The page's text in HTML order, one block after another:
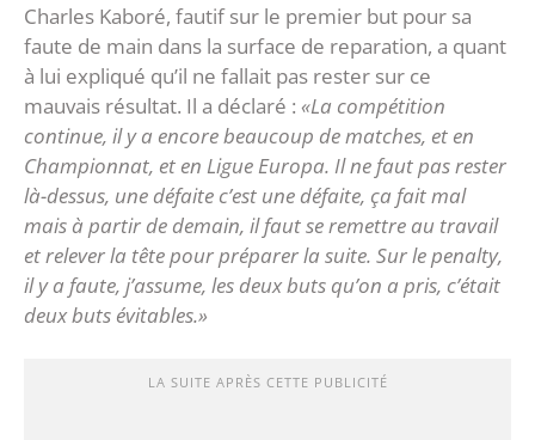
Charles Kaboré, fautif sur le premier but pour sa
faute de main dans la surface de reparation, a quant
à lui expliqué qu’il ne fallait pas rester sur ce
mauvais résultat. Il a déclaré : «La compétition
continue, il y a encore beaucoup de matches, et en
Championnat, et en Ligue Europa. Il ne faut pas rester
là-dessus, une défaite c’est une défaite, ça fait mal
mais à partir de demain, il faut se remettre au travail
et relever la tête pour préparer la suite. Sur le penalty,
il y a faute, j’assume, les deux buts qu’on a pris, c’était
deux buts évitables.»
LA SUITE APRÈS CETTE PUBLICITÉ